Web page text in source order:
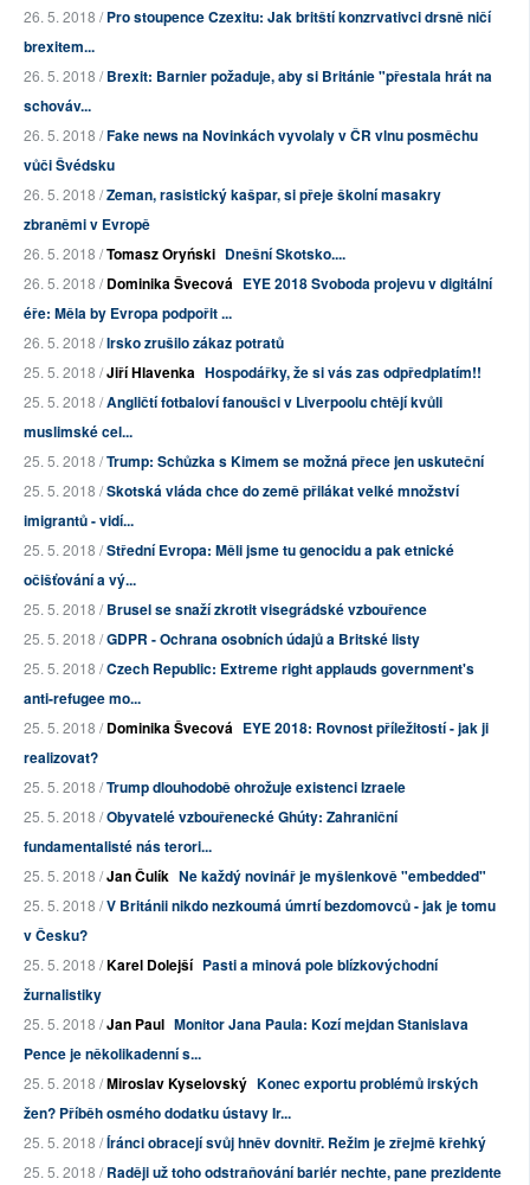
26. 5. 2018 /Pro stoupence Czexitu: Jak britští konzrvativci drsně ničí
brexitem...
26. 5. 2018 /Brexit: Barnier požaduje, aby si Británie "přestala hrát na
schováv...
26. 5. 2018 /Fake news na Novinkách vyvolaly v ČR vlnu posměchu
vůči Švédsku
26. 5. 2018 /Zeman, rasistický kašpar, si přeje školní masakry
zbraněmi v Evropě
26. 5. 2018 /Tomasz Oryński Dnešní Skotsko....
26. 5. 2018 /Dominika Švecová EYE 2018 Svoboda projevu v digitální
éře: Měla by Evropa podpořit ...
26. 5. 2018 /Irsko zrušilo zákaz potratů
25. 5. 2018 /Jiří Hlavenka Hospodářky, že si vás zas odpředplatím!!
25. 5. 2018 /Angličtí fotbaloví fanoušci v Liverpoolu chtějí kvůli
muslimské cel...
25. 5. 2018 /Trump: Schůzka s Kimem se možná přece jen uskuteční
25. 5. 2018 /Skotská vláda chce do země přilákat velké množství
imigrantů - vidí...
25. 5. 2018 /Střední Evropa: Měli jsme tu genocidu a pak etnické
očišťování a vý...
25. 5. 2018 /Brusel se snaží zkrotit visegrádské vzbouřence
25. 5. 2018 /GDPR - Ochrana osobních údajů a Britské listy
25. 5. 2018 /Czech Republic: Extreme right applauds government's
anti-refugee mo...
25. 5. 2018 /Dominika Švecová EYE 2018: Rovnost příležitostí - jak ji
realizovat?
25. 5. 2018 /Trump dlouhodobě ohrožuje existenci Izraele
25. 5. 2018 /Obyvatelé vzbouřenecké Ghúty: Zahraniční
fundamentalisté nás terori...
25. 5. 2018 /Jan Čulík Ne každý novinář je myšlenkově "embedded"
25. 5. 2018 /V Británii nikdo nezkoumá úmrtí bezdomovců - jak je tomu
v Česku?
25. 5. 2018 /Karel Dolejší Pasti a minová pole blízkovýchodní
žurnalistiky
25. 5. 2018 /Jan Paul Monitor Jana Paula: Kozí mejdan Stanislava
Pence je několikadenní s...
25. 5. 2018 /Miroslav Kyselovský Konec exportu problémů irských
žen? Příběh osmého dodatku ústavy Ir...
25. 5. 2018 /Íránci obracejí svůj hněv dovnitř. Režim je zřejmě křehký
25. 5. 2018 /Raději už toho odstraňování bariér nechte, pane prezidente